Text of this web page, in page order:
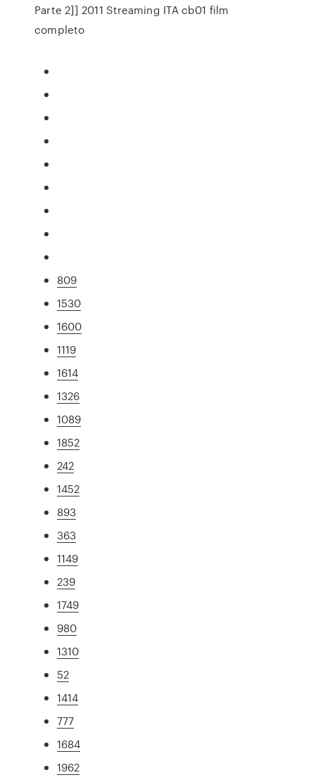
Parte 2]] 2011 Streaming ITA cb01 film
completo
809
1530
1600
1119
1614
1326
1089
1852
242
1452
893
363
1149
239
1749
980
1310
52
1414
777
1684
1962